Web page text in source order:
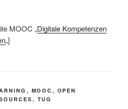
MOOC „Digitale Kompetenzen
„]
, MOOC , OPEN
, TUG